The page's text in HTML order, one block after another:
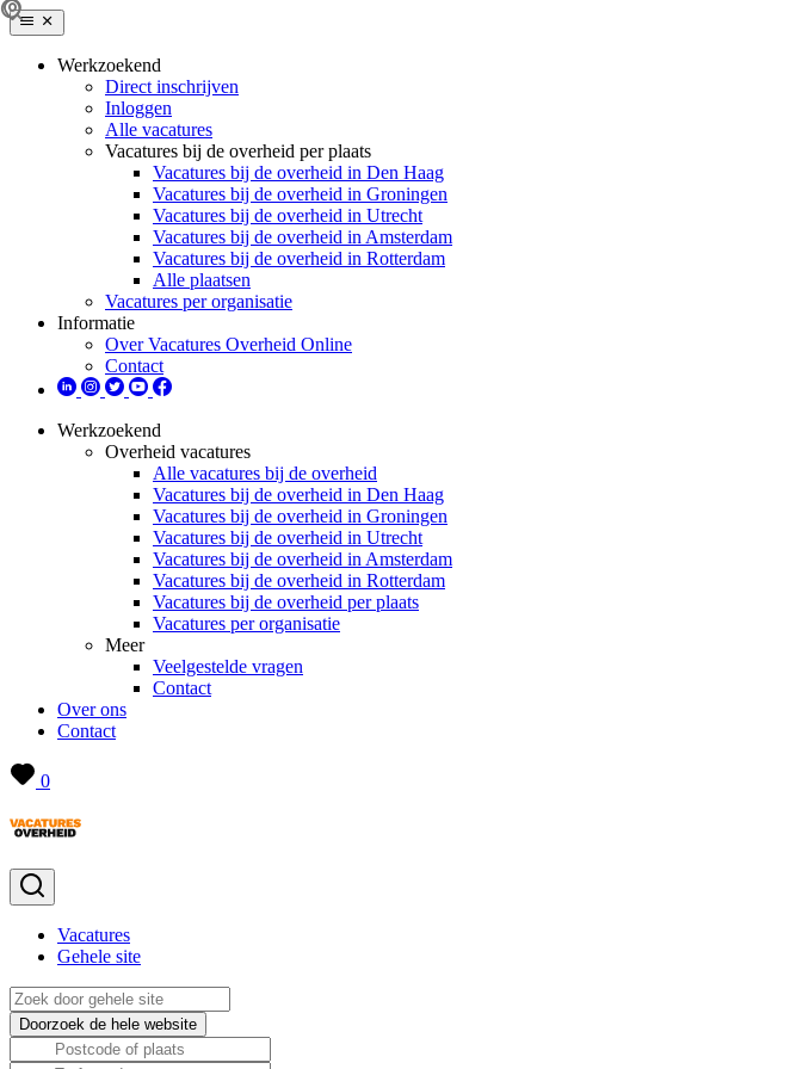
Werkzoekend
Direct inschrijven
Inloggen
Alle vacatures
Vacatures bij de overheid per plaats
Vacatures bij de overheid in Den Haag
Vacatures bij de overheid in Groningen
Vacatures bij de overheid in Utrecht
Vacatures bij de overheid in Amsterdam
Vacatures bij de overheid in Rotterdam
Alle plaatsen
Vacatures per organisatie
Informatie
Over Vacatures Overheid Online
Contact
Werkzoekend
Overheid vacatures
Alle vacatures bij de overheid
Vacatures bij de overheid in Den Haag
Vacatures bij de overheid in Groningen
Vacatures bij de overheid in Utrecht
Vacatures bij de overheid in Amsterdam
Vacatures bij de overheid in Rotterdam
Vacatures bij de overheid per plaats
Vacatures per organisatie
Meer
Veelgestelde vragen
Contact
Over ons
Contact
0
Vacatures
Gehele site